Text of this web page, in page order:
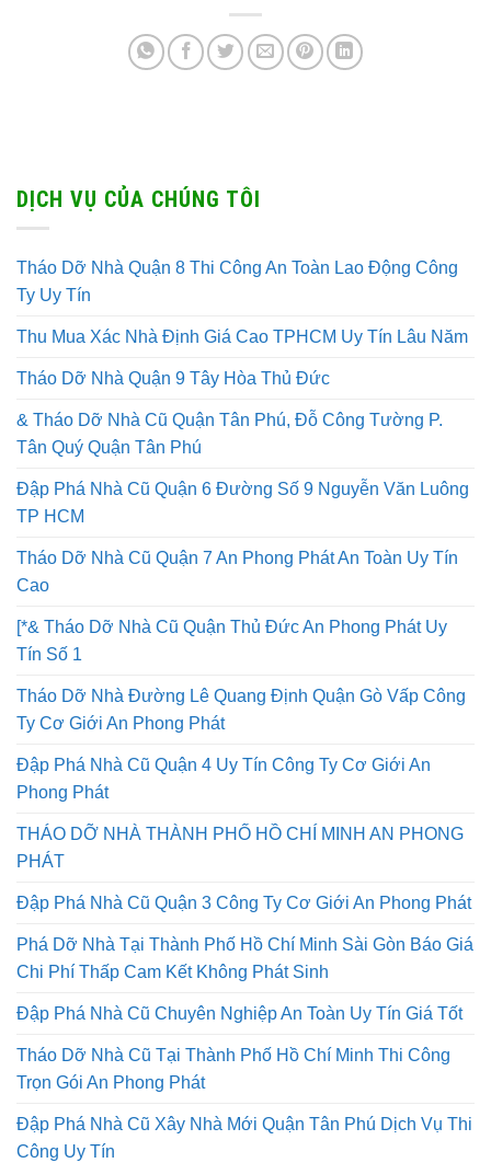
DỊCH VỤ CỦA CHÚNG TÔI
Tháo Dỡ Nhà Quận 8 Thi Công An Toàn Lao Động Công
Ty Uy Tín
Thu Mua Xác Nhà Định Giá Cao TPHCM Uy Tín Lâu Năm
Tháo Dỡ Nhà Quận 9 Tây Hòa Thủ Đức
& Tháo Dỡ Nhà Cũ Quận Tân Phú, Đỗ Công Tường P.
Tân Quý Quận Tân Phú
Đập Phá Nhà Cũ Quận 6 Đường Số 9 Nguyễn Văn Luông
TP HCM
Tháo Dỡ Nhà Cũ Quận 7 An Phong Phát An Toàn Uy Tín
Cao
[*& Tháo Dỡ Nhà Cũ Quận Thủ Đức An Phong Phát Uy
Tín Số 1
Tháo Dỡ Nhà Đường Lê Quang Định Quận Gò Vấp Công
Ty Cơ Giới An Phong Phát
Đập Phá Nhà Cũ Quận 4 Uy Tín Công Ty Cơ Giới An
Phong Phát
THÁO DỠ NHÀ THÀNH PHỐ HỒ CHÍ MINH AN PHONG
PHÁT
Đập Phá Nhà Cũ Quận 3 Công Ty Cơ Giới An Phong Phát
Phá Dỡ Nhà Tại Thành Phố Hồ Chí Minh Sài Gòn Báo Giá
Chi Phí Thấp Cam Kết Không Phát Sinh
Đập Phá Nhà Cũ Chuyên Nghiệp An Toàn Uy Tín Giá Tốt
Tháo Dỡ Nhà Cũ Tại Thành Phố Hồ Chí Minh Thi Công
Trọn Gói An Phong Phát
Đập Phá Nhà Cũ Xây Nhà Mới Quận Tân Phú Dịch Vụ Thi
Công Uy Tín